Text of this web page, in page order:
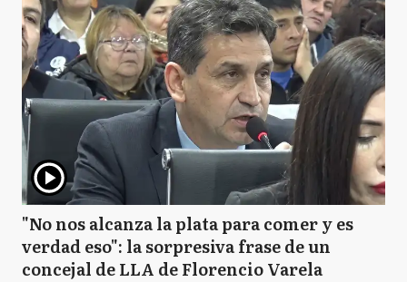
"No nos alcanza la plata para comer y es
verdad eso": la sorpresiva frase de un
concejal de LLA de Florencio Varela